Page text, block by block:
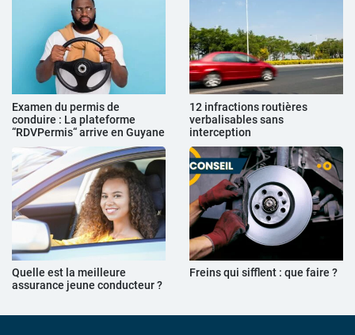
Examen du permis de
conduire : La plateforme
“RDVPermis“ arrive en Guyane
12 infractions routières
verbalisables sans
interception
Quelle est la meilleure
assurance jeune conducteur ?
Freins qui sifflent : que faire ?